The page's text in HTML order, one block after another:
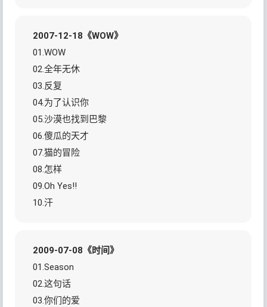
2007-12-18《WOW》
01.WOW
02.全年无休
03.反复
04.为了认识你
05.沙漠也找到巴黎
06.傻瓜的天才
07.猫的冒险
08.怎样
09.Oh Yes!!
10.汗
2009-07-08《时间》
01.Season
02.这句话
03.你们的爱